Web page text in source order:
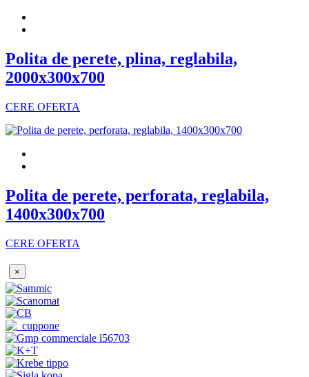
Polita de perete, plina, reglabila,
2000x300x700
CERE OFERTA
Polita de perete, perforata, reglabila,
1400x300x700
CERE OFERTA
×